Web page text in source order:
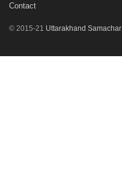
Contact
© 2015-21 Uttarakhand Samachar